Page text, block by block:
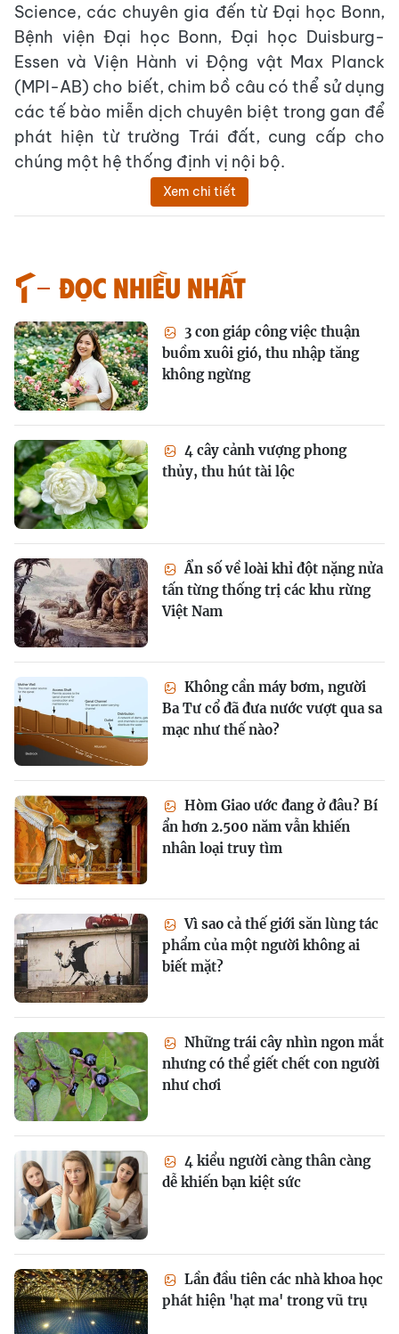
Science, các chuyên gia đến từ Đại học Bonn,
Bệnh viện Đại học Bonn, Đại học Duisburg-
Essen và Viện Hành vi Động vật Max Planck
(MPI-AB) cho biết, chim bồ câu có thể sử dụng
các tế bào miễn dịch chuyên biệt trong gan để
phát hiện từ trường Trái đất, cung cấp cho
chúng một hệ thống định vị nội bộ.
Xem chi tiết
Đọc nhiều nhất
3 con giáp công việc thuận
buồm xuôi gió, thu nhập tăng
không ngừng
4 cây cảnh vượng phong
thủy, thu hút tài lộc
Ẩn số về loài khỉ đột nặng nửa
tấn từng thống trị các khu rừng
Việt Nam
Không cần máy bơm, người
Ba Tư cổ đã đưa nước vượt qua sa
mạc như thế nào?
Hòm Giao ước đang ở đâu? Bí
ẩn hơn 2.500 năm vẫn khiến
nhân loại truy tìm
Vì sao cả thế giới săn lùng tác
phẩm của một người không ai
biết mặt?
Những trái cây nhìn ngon mắt
nhưng có thể giết chết con người
như chơi
4 kiểu người càng thân càng
dễ khiến bạn kiệt sức
Lần đầu tiên các nhà khoa học
phát hiện 'hạt ma' trong vũ trụ